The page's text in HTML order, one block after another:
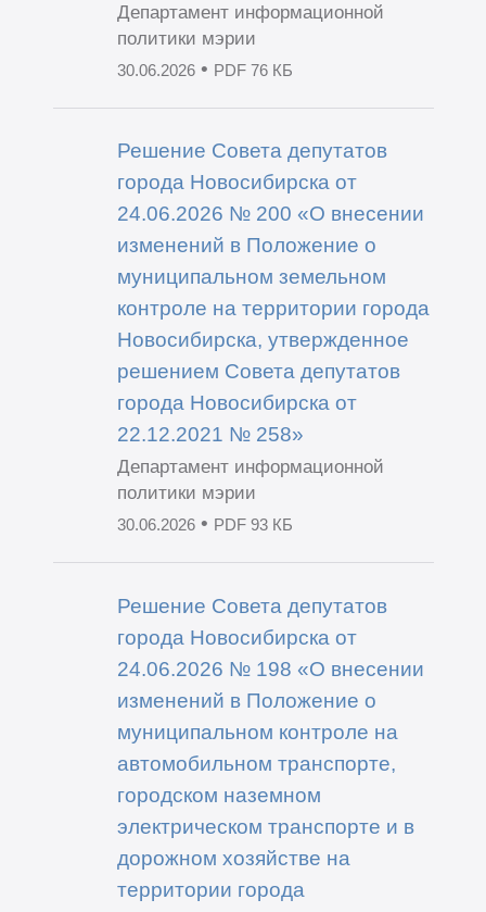
Департамент информационной
политики мэрии
30.06.2026• PDF 76 КБ
Решение Совета депутатов
города Новосибирска от
24.06.2026 № 200 «О внесении
изменений в Положение о
муниципальном земельном
контроле на территории города
Новосибирска, утвержденное
решением Совета депутатов
города Новосибирска от
22.12.2021 № 258»
Департамент информационной
политики мэрии
30.06.2026• PDF 93 КБ
Решение Совета депутатов
города Новосибирска от
24.06.2026 № 198 «О внесении
изменений в Положение о
муниципальном контроле на
автомобильном транспорте,
городском наземном
электрическом транспорте и в
дорожном хозяйстве на
территории города